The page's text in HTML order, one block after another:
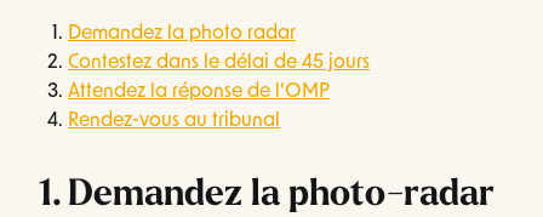
Demandez la photo radar
Contestez dans le délai de 45 jours
Attendez la réponse de l’OMP
Rendez-vous au tribunal
1. Demandez la photo-radar